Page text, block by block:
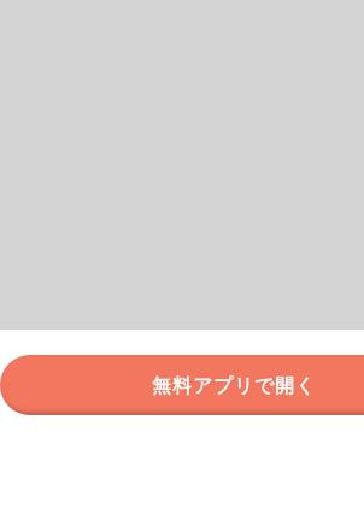
無料アプリで開く